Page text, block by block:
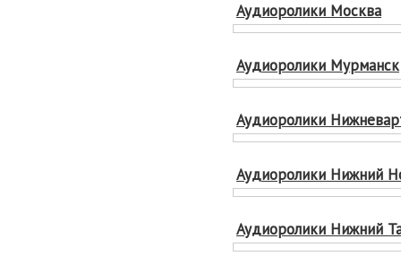
Аудиоролики Москва
Аудиоролики Мурманск
Аудиоролики
Аудиоролики Нижний
Аудиоролики Нижний